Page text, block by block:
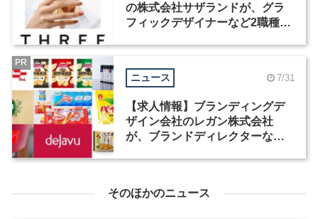
の株式会社サザランドが、グラ
フィックデザイナーなど2職種を
ニュース 7/31
【求人情報】ブランディングデ
ザイン会社のレガン株式会社
が、ブランドディレクターなど3
PR
そのほかのニュース